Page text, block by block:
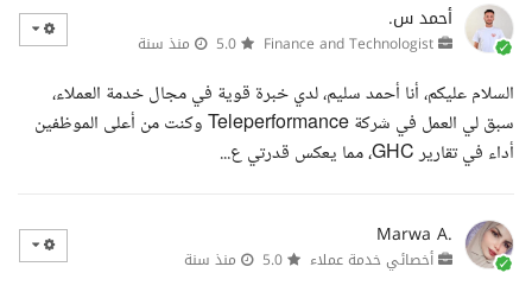
أحمد س.
منذ سنة
السلام عليكم، أنا أحمد سليم، لدي خبرة قوية في مجال خدمة العملاء،
سبق لي العمل في شركة Teleperformance وكنت من أعلى الموظفين
أداء في تقارير GHC، مما يعكس قدرتي ع...
Marwa A.
أخصائي خدمة عملاء منذ سنة